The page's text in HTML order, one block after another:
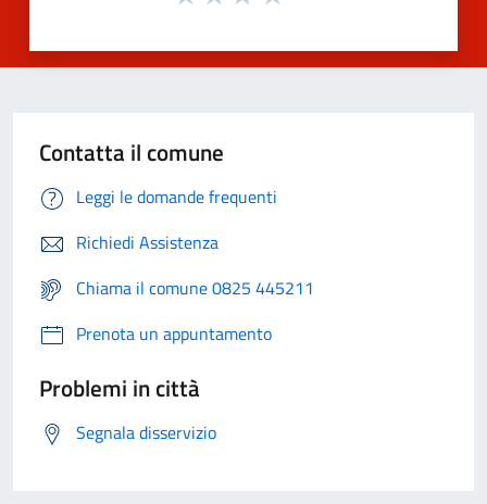
Contatta il comune
Leggi le domande frequenti
Richiedi Assistenza
Chiama il comune 0825 445211
Prenota un appuntamento
Problemi in città
Segnala disservizio